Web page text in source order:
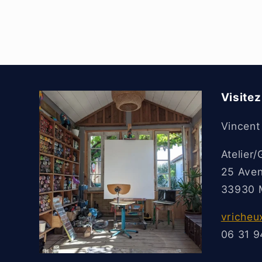
c
t
Vincent
Atelier/
25
33930
06 31